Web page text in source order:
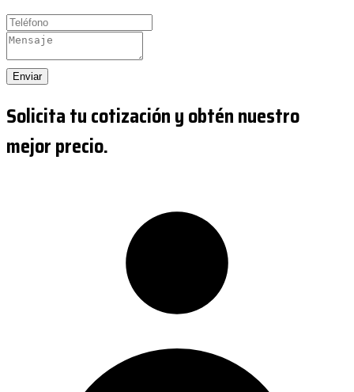
Enviar
Solicita tu cotización y obtén nuestro
mejor precio.